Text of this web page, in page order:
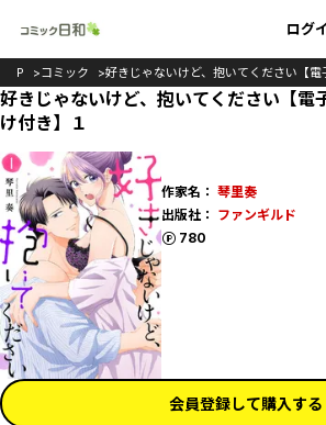
ログ
TOP コミック 好きじゃないけど、抱いてください【電
好きじゃないけど、抱いてください【電
け付き】１
作家名： 琴里奏
出版社： ファンギルド
780
ポイント
会員登録して購入する